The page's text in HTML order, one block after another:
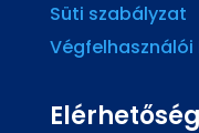
Süti szabályzat
Végfelhasználói
Elérhetőség